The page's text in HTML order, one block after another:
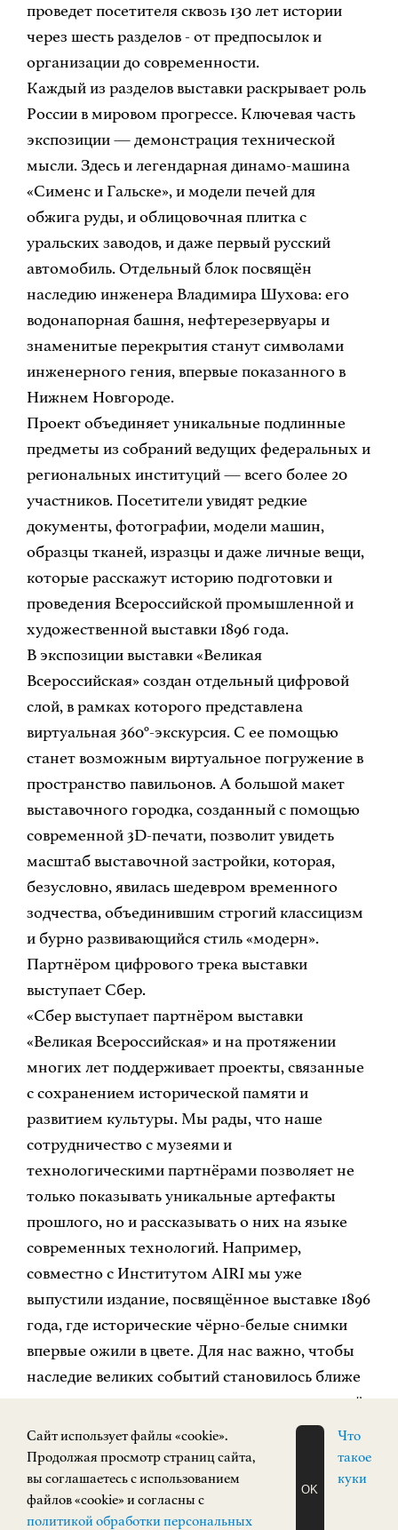
проведет посетителя сквозь 130 лет истории
через шесть разделов - от предпосылок и
организации до современности.
Каждый из разделов выставки раскрывает роль
России в мировом прогрессе. Ключевая часть
экспозиции — демонстрация технической
мысли. Здесь и легендарная динамо-машина
«Сименс и Гальске», и модели печей для
обжига руды, и облицовочная плитка с
уральских заводов, и даже первый русский
автомобиль. Отдельный блок посвящён
наследию инженера Владимира Шухова: его
водонапорная башня, нефтерезервуары и
знаменитые перекрытия станут символами
инженерного гения, впервые показанного в
Нижнем Новгороде.
Проект объединяет уникальные подлинные
предметы из собраний ведущих федеральных и
региональных институций — всего более 20
участников. Посетители увидят редкие
документы, фотографии, модели машин,
образцы тканей, изразцы и даже личные вещи,
которые расскажут историю подготовки и
проведения Всероссийской промышленной и
художественной выставки 1896 года.
В экспозиции выставки «Великая
Всероссийская» создан отдельный цифровой
слой, в рамках которого представлена
виртуальная 360°-экскурсия. С ее помощью
станет возможным виртуальное погружение в
пространство павильонов. А большой макет
выставочного городка, созданный с помощью
современной 3D-печати, позволит увидеть
масштаб выставочной застройки, которая,
безусловно, явилась шедевром временного
зодчества, объединившим строгий классицизм
и бурно развивающийся стиль «модерн».
Партнёром цифрового трека выставки
выступает Сбер.
«Сбер выступает партнёром выставки
«Великая Всероссийская» и на протяжении
многих лет поддерживает проекты, связанные
с сохранением исторической памяти и
развитием культуры. Мы рады, что наше
сотрудничество с музеями и
технологическими партнёрами позволяет не
только показывать уникальные артефакты
прошлого, но и рассказывать о них на языке
современных технологий. Например,
совместно с Институтом AIRI мы уже
выпустили издание, посвящённое выставке 1896
года, где исторические чёрно-белые снимки
впервые ожили в цвете. Для нас важно, чтобы
наследие великих событий становилось ближе
новым поколениям», - отметила управляющий
Нижегородским отделением Сбербанка
Наталья Демина.
Для НГХМ выставка имеет особое значение:
отсылка к юбилею - 130 лет со дня основания
ЗАПИСАТЬСЯ
НА ЭКСКУРСИЮ
Cайт использует файлы «cookie».
Продолжая просмотр страниц сайта,
вы соглашаетесь с использованием
файлов «cookie» и согласны с
политикой обработки персональных
OK
Что
такое
куки